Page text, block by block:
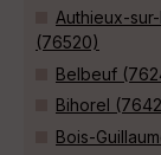
Authieux-
(76520)
Belbeuf
Bihorel
Bois-